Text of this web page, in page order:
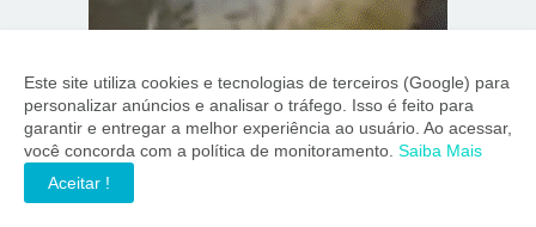
Este site utiliza cookies e tecnologias de terceiros (Google) para
personalizar anúncios e analisar o tráfego. Isso é feito para
garantir e entregar a melhor experiência ao usuário. Ao acessar,
você concorda com a política de monitoramento. Saiba Mais
Aceitar !